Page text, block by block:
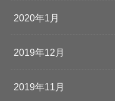
2020年1月
2019年12月
2019年11月